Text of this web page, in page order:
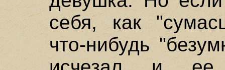
себя, как
что-нибудь